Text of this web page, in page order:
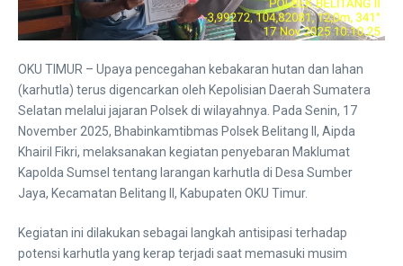
OKU TIMUR – Upaya pencegahan kebakaran hutan dan lahan
(karhutla) terus digencarkan oleh Kepolisian Daerah Sumatera
Selatan melalui jajaran Polsek di wilayahnya. Pada Senin, 17
November 2025, Bhabinkamtibmas Polsek Belitang II, Aipda
Khairil Fikri, melaksanakan kegiatan penyebaran Maklumat
Kapolda Sumsel tentang larangan karhutla di Desa Sumber
Jaya, Kecamatan Belitang II, Kabupaten OKU Timur.
Kegiatan ini dilakukan sebagai langkah antisipasi terhadap
potensi karhutla yang kerap terjadi saat memasuki musim